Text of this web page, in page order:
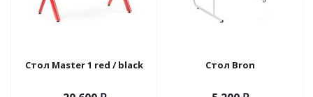
Стол Master 1 red / black Стол Bron